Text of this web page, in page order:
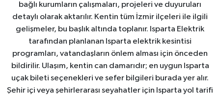
bağlı kurumların çalışmaları, projeleri ve duyuruları
detaylı olarak aktarılır. Kentin tüm İzmir ilçeleri ile ilgili
gelişmeler, bu başlık altında toplanır. Isparta Elektrik
tarafından planlanan Isparta elektrik kesintisi
programları, vatandaşların önlem alması için önceden
bildirilir. Ulaşım, kentin can damarıdır; en uygun Isparta
uçak bileti seçenekleri ve sefer bilgileri burada yer alır.
Şehir içi veya şehirlerarası seyahatler için Isparta yol tarifi